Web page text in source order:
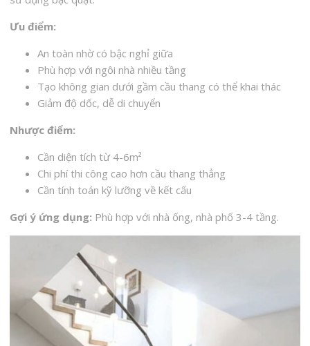
Ưu điểm:
An toàn nhờ có bậc nghỉ giữa
Phù hợp với ngôi nhà nhiều tầng
Tạo không gian dưới gầm cầu thang có thể khai thác
Giảm độ dốc, dễ di chuyển
Nhược điểm:
Cần diện tích từ 4-6m²
Chi phí thi công cao hơn cầu thang thẳng
Cần tính toán kỹ lưỡng về kết cấu
Gợi ý ứng dụng: Phù hợp với nhà ống, nhà phố 3-4 tầng.